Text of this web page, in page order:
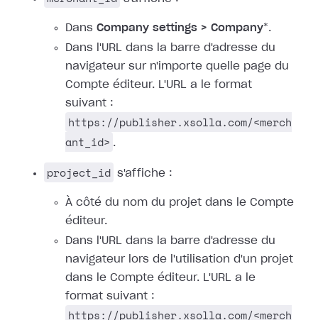
Dans Company settings > Company*.
Dans l'URL dans la barre d'adresse du
navigateur sur n'importe quelle page du
Compte éditeur. L'URL a le format
suivant :
https://publisher.xsolla.com/<merch
ant_id> .
project_id s'affiche :
À côté du nom du projet dans le Compte
éditeur.
Dans l'URL dans la barre d'adresse du
navigateur lors de l'utilisation d'un projet
dans le Compte éditeur. L'URL a le
format suivant :
https://publisher.xsolla.com/<merch